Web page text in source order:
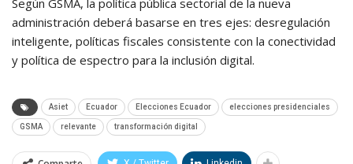
Según GSMA, la política pública sectorial de la nueva
administración deberá basarse en tres ejes: desregulación
inteligente, políticas fiscales consistente con la conectividad
y política de espectro para la inclusión digital.
Asiet Ecuador Elecciones Ecuador elecciones presidenciales
GSMA relevante transformación digital